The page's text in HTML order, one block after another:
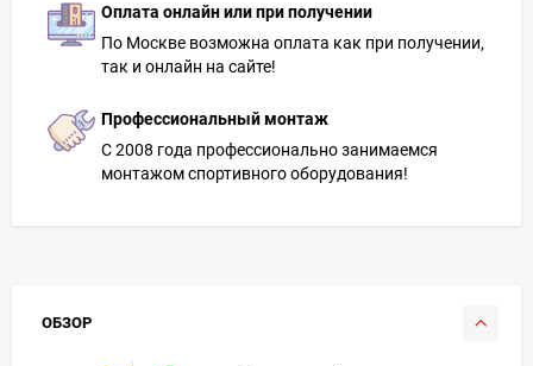
Оплата онлайн или при получении
По Москве возможна оплата как при получении,
так и онлайн на сайте!
Профессиональный монтаж
С 2008 года профессионально занимаемся
монтажом спортивного оборудования!
ОБЗОР